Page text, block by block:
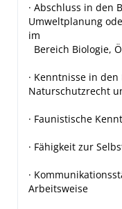
· Abschluss in den
Umweltplanung
im
Bereich Biologie,
· Kenntnisse in
Naturschutzrecht
· Faunistische
· Fähigkeit zur
·
Arbeitsweise